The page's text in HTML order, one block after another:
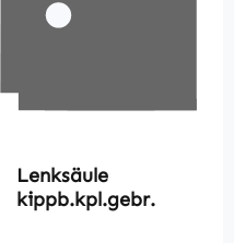
Lenksäule
kippb.kpl.gebr.